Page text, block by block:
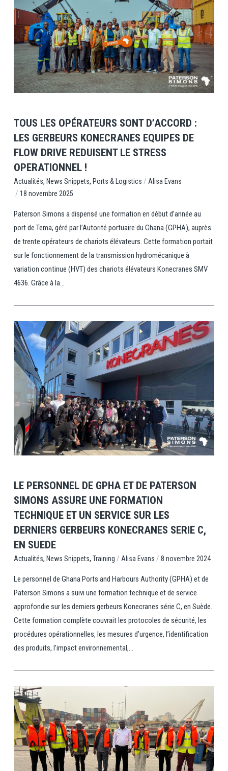
View Post
TOUS LES OPÉRATEURS SONT D’ACCORD :
LES GERBEURS KONECRANES EQUIPES DE
FLOW DRIVE REDUISENT LE STRESS
OPERATIONNEL !
Actualités, News Snippets, Ports & Logistics / Alisa Evans
/ 18 novembre 2025
Paterson Simons a dispensé une formation en début d’année au
port de Tema, géré par l’Autorité portuaire du Ghana (GPHA), auprès
de trente opérateurs de chariots élévateurs. Cette formation portait
sur le fonctionnement de la transmission hydromécanique à
variation continue (HVT) des chariots élévateurs Konecranes SMV
4636. Grâce à la...
View Post
LE PERSONNEL DE GPHA ET DE PATERSON
SIMONS ASSURE UNE FORMATION
TECHNIQUE ET UN SERVICE SUR LES
DERNIERS GERBEURS KONECRANES SERIE C,
EN SUEDE
Actualités, News Snippets, Training / Alisa Evans / 8 novembre 2024
Le personnel de Ghana Ports and Harbours Authority (GPHA) et de
Paterson Simons a suivi une formation technique et de service
approfondie sur les derniers gerbeurs Konecranes série C, en Suède.
Cette formation complète couvrait les protocoles de sécurité, les
procédures opérationnelles, les mesures d’urgence, l’identification
des produits, l’impact environnemental,...